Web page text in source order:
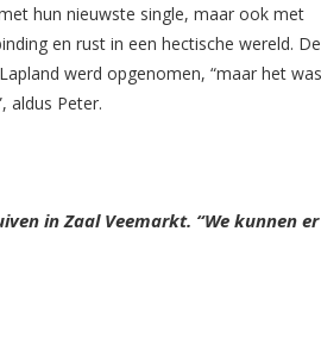
hun nieuwste single, maar ook met
en rust in een hectische wereld. De
werd opgenomen, “maar het
aldus Peter.
in Zaal Veemarkt. “We kunnen er